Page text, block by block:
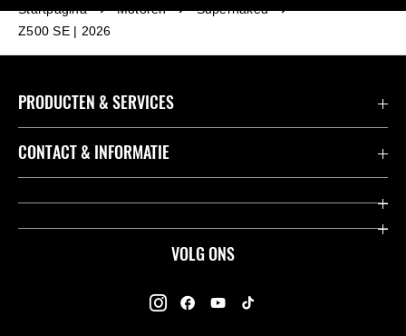
Startpagina Motoren
Supernaked
Z500 SE | 2026
VOLG ONS
PRODUCTEN & SERVICES
Accessoires & Onderdelen
Dealers
K-Care Fabrieksgarantie
CONTACT & INFORMATIE
Contact